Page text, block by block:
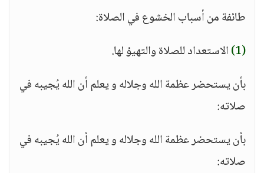
طائفة من أسباب الخشوع في الصلاة:
(1)
الاستعداد للصلاة والتهيؤ لها.
بأن يستحضر عظمة الله وجلاله و يعلم أن الله يُجيبه في
صلاته:
بأن يستحضر عظمة الله وجلاله و يعلم أن الله يُجيبه في
صلاته: